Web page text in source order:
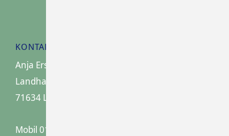
KONTAKT
Anja Ersing, Floraldesign
Landhausstraße 8
71634 Ludwigsburg
Mobil 0172 73 40 948